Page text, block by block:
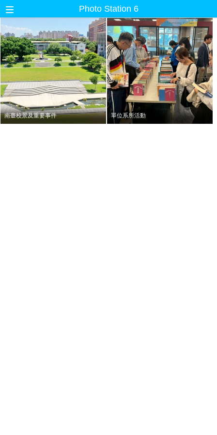
Photo Station 6
南臺校景及重要事件 單位系所活動